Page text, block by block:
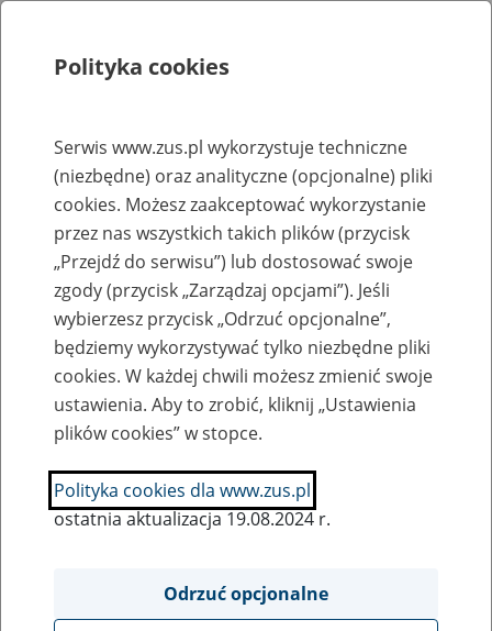
Rejestry, ewidencje i archiwa
Baza zlikwidowanych lub
przekształconych zakładów pracy
Nazwa zakładu pracy:
SZUKAJ
Polityka cookies
Serwis www.zus.pl wykorzystuje techniczne
(niezbędne) oraz analityczne (opcjonalne) pliki
cookies. Możesz zaakceptować wykorzystanie
przez nas wszystkich takich plików (przycisk
„Przejdź do serwisu”) lub dostosować swoje
zgody (przycisk „Zarządzaj opcjami”). Jeśli
wybierzesz przycisk „Odrzuć opcjonalne”,
będziemy wykorzystywać tylko niezbędne pliki
cookies. W każdej chwili możesz zmienić swoje
ustawienia. Aby to zrobić, kliknij „Ustawienia
plików cookies” w stopce.
Polityka cookies dla www.zus.pl
ostatnia aktualizacja 19.08.2024 r.
Odrzuć opcjonalne